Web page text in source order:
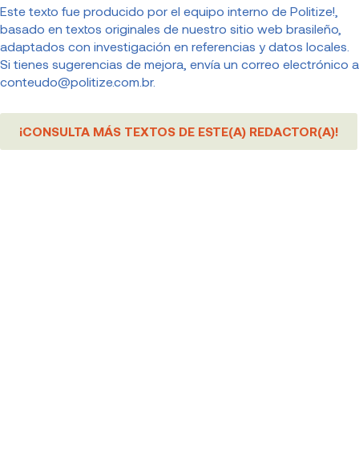
Este texto fue producido por el equipo interno de Politize!,
basado en textos originales de nuestro sitio web brasileño,
adaptados con investigación en referencias y datos locales.
Si tienes sugerencias de mejora, envía un correo electrónico a
conteudo@politize.com.br.
¡CONSULTA MÁS TEXTOS DE ESTE(A) REDACTOR(A)!